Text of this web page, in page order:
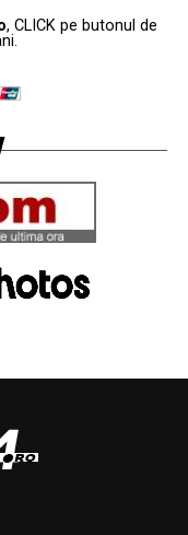
, CLICK pe butonul de